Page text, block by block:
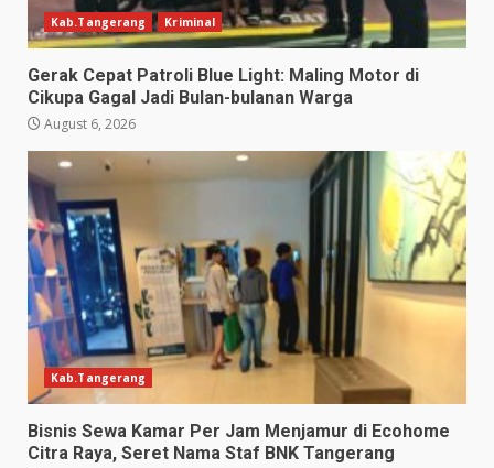
Kab.Tangerang Kriminal
Gerak Cepat Patroli Blue Light: Maling Motor di
Cikupa Gagal Jadi Bulan-bulanan Warga
August 6, 2026
Kab.Tangerang
Bisnis Sewa Kamar Per Jam Menjamur di Ecohome
Citra Raya, Seret Nama Staf BNK Tangerang